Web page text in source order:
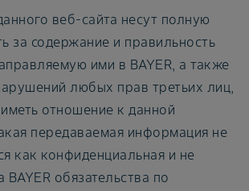
веб-сайта несут полную
за содержание и правильность
ими в BAYER, а также
любых прав третьих лиц,
отношение к данной
передаваемая информация не
как конфиденциальная и не
BAYER обязательства по